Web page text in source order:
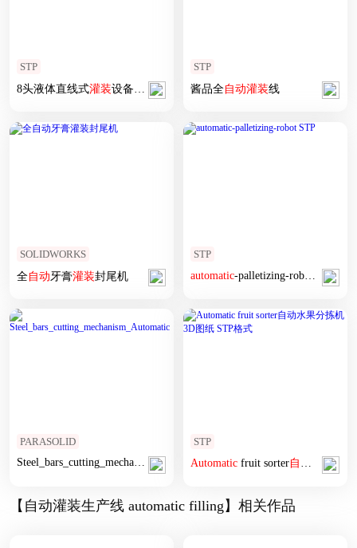
STP
8头液体直线式灌装设备 生产线
STP
酱品全自动灌装线
SOLIDWORKS
全自动牙膏灌装封尾机
STP
automatic-palletizing-robot STP
PARASOLID
Steel_bars_cutting_mechanism_ Automatic
STP
Automaticfruit sorter自动 水果分
【自动灌装生产线 automatic filling】相关作品